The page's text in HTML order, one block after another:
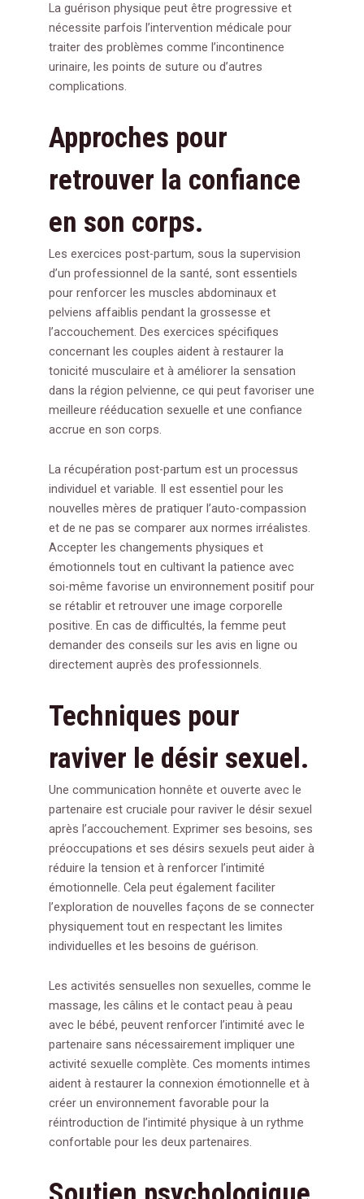
La guérison physique peut être progressive et
nécessite parfois l’intervention médicale pour
traiter des problèmes comme l’incontinence
urinaire, les points de suture ou d’autres
complications.
Approches pour
retrouver la confiance
en son corps.
Les exercices post-partum, sous la supervision
d’un professionnel de la santé, sont essentiels
pour renforcer les muscles abdominaux et
pelviens affaiblis pendant la grossesse et
l’accouchement. Des exercices spécifiques
concernant les couples aident à restaurer la
tonicité musculaire et à améliorer la sensation
dans la région pelvienne, ce qui peut favoriser une
meilleure rééducation sexuelle et une confiance
accrue en son corps.
La récupération post-partum est un processus
individuel et variable. Il est essentiel pour les
nouvelles mères de pratiquer l’auto-compassion
et de ne pas se comparer aux normes irréalistes.
Accepter les changements physiques et
émotionnels tout en cultivant la patience avec
soi-même favorise un environnement positif pour
se rétablir et retrouver une image corporelle
positive. En cas de difficultés, la femme peut
demander des conseils sur les avis en ligne ou
directement auprès des professionnels.
Techniques pour
raviver le désir sexuel.
Une communication honnête et ouverte avec le
partenaire est cruciale pour raviver le désir sexuel
après l’accouchement. Exprimer ses besoins, ses
préoccupations et ses désirs sexuels peut aider à
réduire la tension et à renforcer l’intimité
émotionnelle. Cela peut également faciliter
l’exploration de nouvelles façons de se connecter
physiquement tout en respectant les limites
individuelles et les besoins de guérison.
Les activités sensuelles non sexuelles, comme le
massage, les câlins et le contact peau à peau
avec le bébé, peuvent renforcer l’intimité avec le
partenaire sans nécessairement impliquer une
activité sexuelle complète. Ces moments intimes
aident à restaurer la connexion émotionnelle et à
créer un environnement favorable pour la
réintroduction de l’intimité physique à un rythme
confortable pour les deux partenaires.